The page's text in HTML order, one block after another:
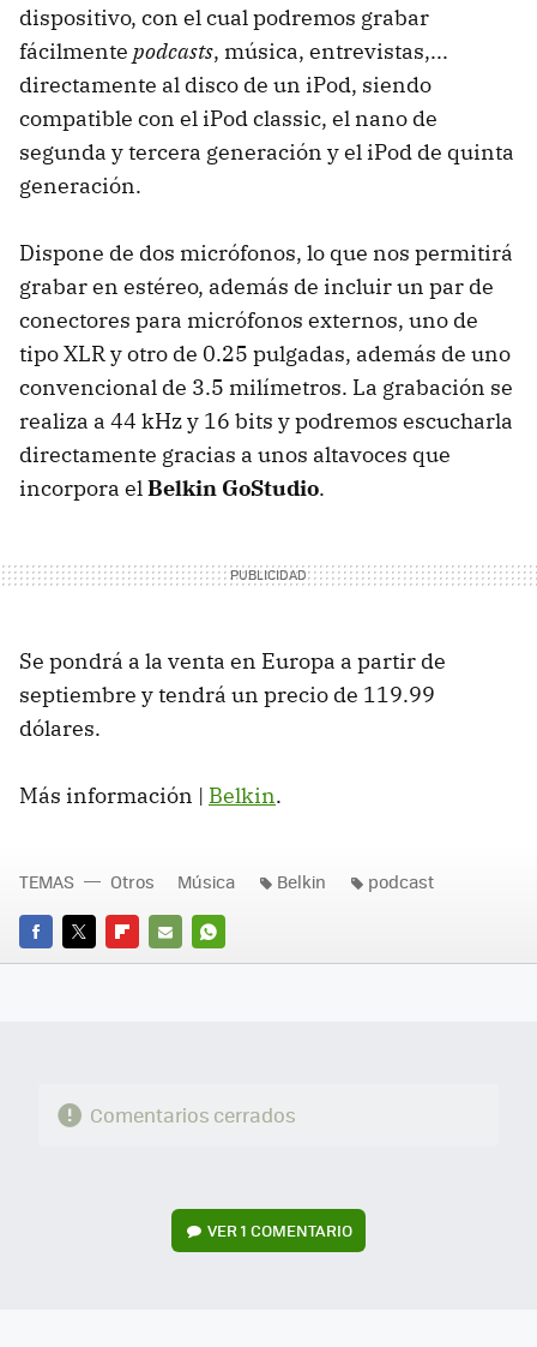
dispositivo, con el cual podremos grabar
fácilmente podcasts, música, entrevistas,...
directamente al disco de un iPod, siendo
compatible con el iPod classic, el nano de
segunda y tercera generación y el iPod de quinta
generación.
Dispone de dos micrófonos, lo que nos permitirá
grabar en estéreo, además de incluir un par de
conectores para micrófonos externos, uno de
tipo XLR y otro de 0.25 pulgadas, además de uno
convencional de 3.5 milímetros. La grabación se
realiza a 44 kHz y 16 bits y podremos escucharla
directamente gracias a unos altavoces que
incorpora elBelkin GoStudio.
Se pondrá a la venta en Europa a partir de
septiembre y tendrá un precio de 119.99
dólares.
Más información | Belkin.
FACEBOOK
TWITTERFLIPBOARD
E-
WHATSAPP
TEMAS Otros Música Belkin podcast
Comentarios cerrados
VER1 COMENTARIO